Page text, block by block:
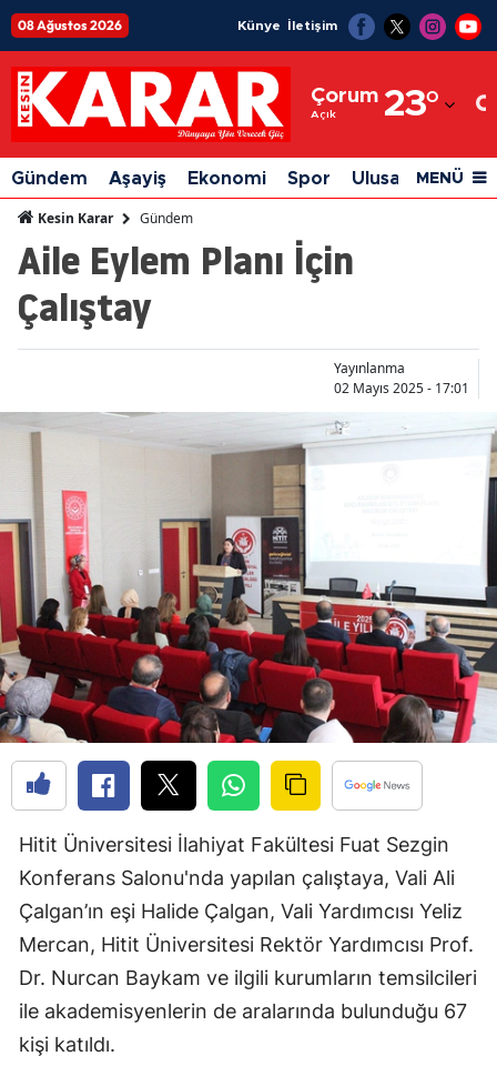
08 Ağustos 2026 Künye İletişim
Çorum
Açık 23°
Adıyaman
Afyonkarahisar
Ağrı
Amasya
Artvin
Aydın
Bingöl
Bitlis
Bolu
Burdur
Bursa
Çanakkale
Çankırı
Çorum
Diyarbakır
Edirne
Gündem Aşayiş Ekonomi Spor Ulusal Siyaset
MENÜ
Kesin Karar Gündem
Aile Eylem Planı İçin
Çalıştay
Yayınlanma
02 Mayıs 2025 - 17:01
Hitit Üniversitesi İlahiyat Fakültesi Fuat Sezgin
Konferans Salonu'nda yapılan çalıştaya, Vali Ali
Çalgan’ın eşi Halide Çalgan, Vali Yardımcısı Yeliz
Mercan, Hitit Üniversitesi Rektör Yardımcısı Prof.
Dr. Nurcan Baykam ve ilgili kurumların temsilcileri
ile akademisyenlerin de aralarında bulunduğu 67
kişi katıldı.